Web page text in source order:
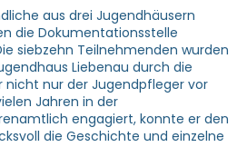
aus drei Jugendhäusern
die Dokumentationsstelle
siebzehn Teilnehmenden wurden
Liebenau durch die
nicht nur der Jugendpfleger vor
Jahren in der
engagiert, konnte er den
die Geschichte und einzelne